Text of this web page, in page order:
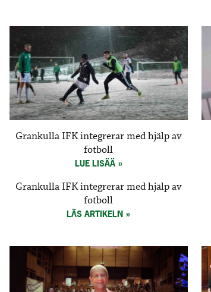
Grankulla IFK integrerar med hjälp av
fotboll
LUE LISÄÄ
Grankulla IFK integrerar med hjälp av
fotboll
LÄS ARTIKELN